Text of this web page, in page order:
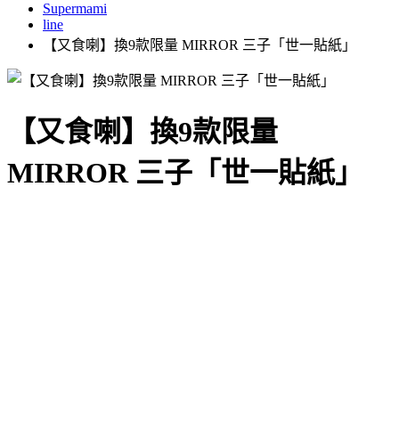
Supermami
line
【又食喇】換9款限量 MIRROR 三子「世一貼紙」
【又食喇】換9款限量
MIRROR 三子「世一貼紙」